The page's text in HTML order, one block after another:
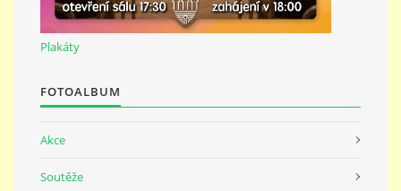
691 23
Plakáty
FOTOALBUM
Akce
Soutěže